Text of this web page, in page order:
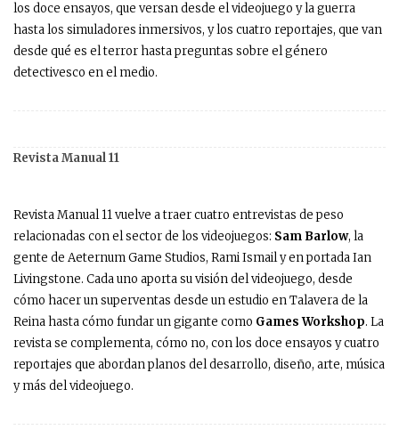
los doce ensayos, que versan desde el videojuego y la guerra
hasta los simuladores inmersivos, y los cuatro reportajes, que van
desde qué es el terror hasta preguntas sobre el género
detectivesco en el medio.
Revista Manual 11
Revista Manual 11 vuelve a traer cuatro entrevistas de peso
relacionadas con el sector de los videojuegos: Sam Barlow, la
gente de Aeternum Game Studios, Rami Ismail y en portada Ian
Livingstone. Cada uno aporta su visión del videojuego, desde
cómo hacer un superventas desde un estudio en Talavera de la
Reina hasta cómo fundar un gigante como Games Workshop. La
revista se complementa, cómo no, con los doce ensayos y cuatro
reportajes que abordan planos del desarrollo, diseño, arte, música
y más del videojuego.